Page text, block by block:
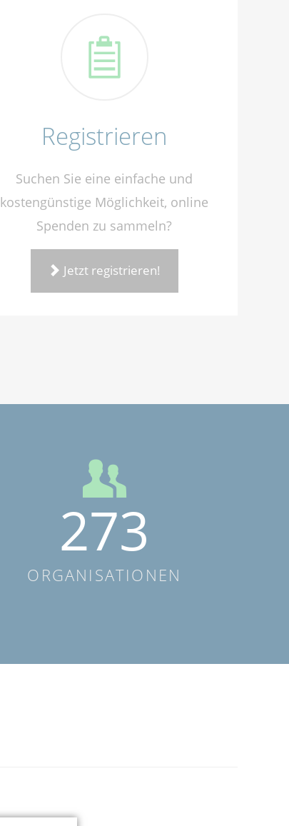
Registrieren
Suchen Sie eine einfache und
kostengünstige Möglichkeit, online
Spenden zu sammeln?
Jetzt registrieren!
273
ORGANISATIONEN